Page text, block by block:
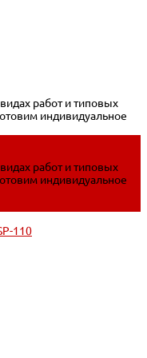
работ и типовых
индивидуальное
работ и типовых
индивидуальное
110